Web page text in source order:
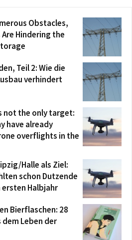
Obstacles,
Hindering the
Teil 2: Wie die
verhindert
not the only target:
have already
overflights in the
Halle als Ziel:
schon Dutzende
Halbjahr
Bierflaschen: 28
dem Leben der